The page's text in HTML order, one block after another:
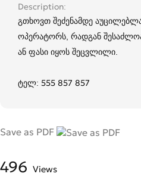
Description
გთხოვთ შეძენამდე
ოპერატორს, რადგან
ან ფასი იყოს შეცვლილი.
ტელ: 555 857 857
Save as PDF
496 Views